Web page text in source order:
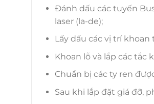
Đánh dấu các tuyến
laser (la-de);
Lấy dấu các vị trí
Khoan lỗ và lắp các tắc
Chuẩn bị các ty ren
Sau khi lắp đặt giá đỡ,